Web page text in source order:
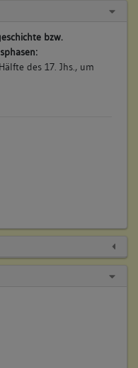
bzw.
des 17. Jhs., um